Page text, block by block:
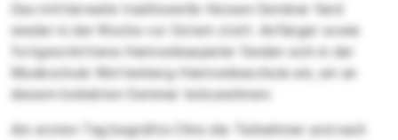
Das mittlerweile traditionelle Hessen Seminar fand
wieder in der Woche vor Ostern statt. Anfänger sowie
fortgeschrittene Harmonikaspieler fanden sich in der
Musikschule Wettenberg-Harmonikaschule ein, um an
diesem beliebten Seminar teilzunehmen.
Am ersten Tag begrüßte Chris die Teilnehmer und nach